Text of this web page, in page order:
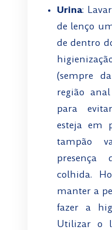
Urina:
de lenço
de dentro
(sempre
região
para
esteja em
tampão
colhida.
manter a
fazer a
Utilizar o